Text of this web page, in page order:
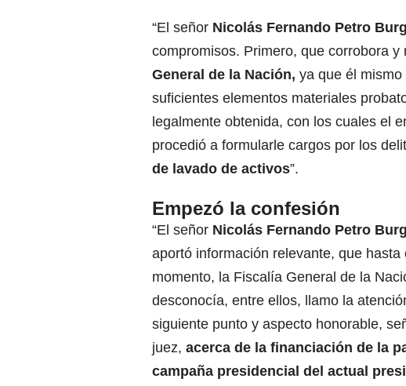
“El señor Nicolás Fernando Petro
compromisos. Primero, que corrobora
General de la Nación, ya que él
suficientes elementos materiales
legalmente obtenida, con los cuales el
procedió a formularle cargos por los
de lavado de activos”.
Empezó la confesión
“El señor Nicolás Fernando Petro
aportó información relevante, que hasta
momento, la Fiscalía General de la
desconocía, entre ellos, llamo la
siguiente punto y aspecto honorable,
juez, acerca de la financiación de la
campaña presidencial del actual